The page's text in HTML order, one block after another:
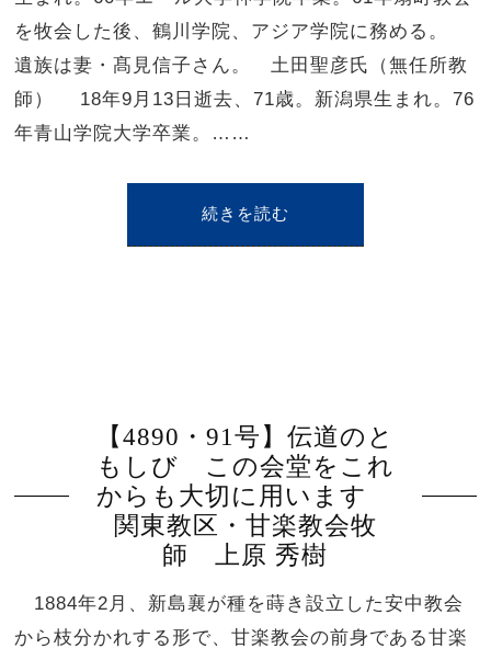
を牧会した後、鶴川学院、アジア学院に務める。
遺族は妻・髙見信子さん。 土田聖彦氏（無任所教
師） 18年9月13日逝去、71歳。新潟県生まれ。76
年青山学院大学卒業。……
続きを読む
【4890・91号】伝道のと
もしび この会堂をこれ
からも大切に用います
関東教区・甘楽教会牧
師 上原 秀樹
1884年2月、新島襄が種を蒔き設立した安中教会
から枝分かれする形で、甘楽教会の前身である甘楽